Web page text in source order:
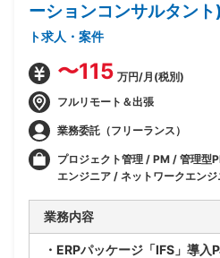
ーションコンサルタン
ト求人・案件
〜115 万円/月(税別)
フルリモート＆出張
業務委託（フリーランス）
プロジェクト管理 / PM / 管理型
エンジニア / ネットワークエン
業務内容
・ERPパッケージ「IFS」導